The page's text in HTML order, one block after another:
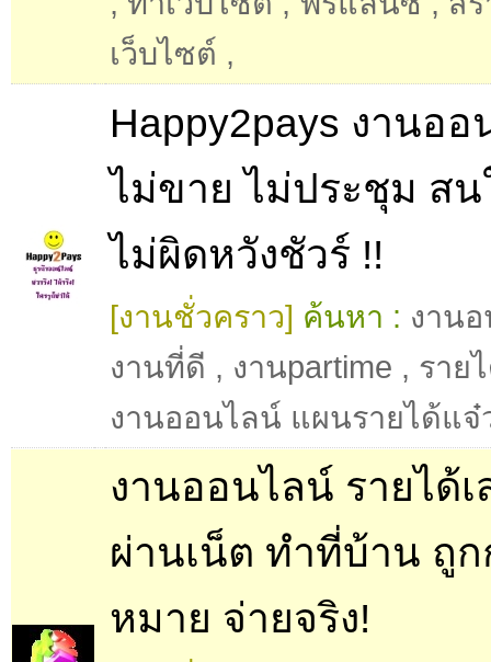
เว็บไซต์ ,
Happy2pays งานออ
ไม่ขาย ไม่ประชุม ส
ไม่ผิดหวังชัวร์ !!
[งานชั่วคราว] ค้นหา : งาน
งานที่ดี , งานpartime , ราย
งานออนไลน์ แผนรายได้แจ๋
งานออนไลน์ รายได้เ
ผ่านเน็ต ทำที่บ้าน ถู
หมาย จ่ายจริง!